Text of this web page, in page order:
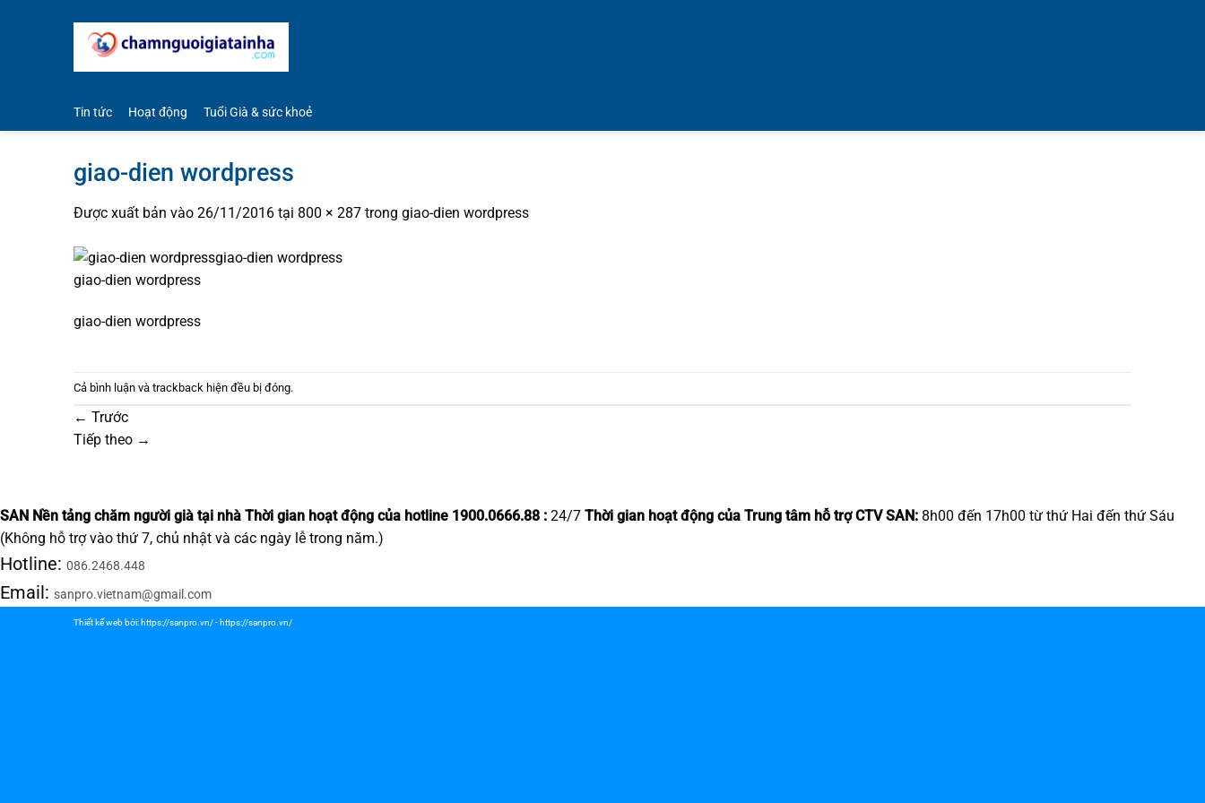
Tin tức Hoạt động Tuổi Già & sức khoẻ
giao-dien wordpress
Được xuất bản vào 26/11/2016 tại 800 × 287 trong giao-dien wordpress
giao-dien wordpress
giao-dien wordpress
Cả bình luận và trackback hiện đều bị đóng.
← Trước
Tiếp theo →
SAN Nền tảng chăm người già tại nhà Thời gian hoạt động của hotline 1900.0666.88 : 24/7 Thời gian hoạt động của Trung tâm hỗ trợ CTV SAN: 8h00 đến 17h00 từ thứ Hai đến thứ Sáu
(Không hỗ trợ vào thứ 7, chủ nhật và các ngày lễ trong năm.)
Hotline: 086.2468.448
Email: sanpro.vietnam@gmail.com
Thiết kế web bởi: https://sanpro.vn/- https://sanpro.vn/